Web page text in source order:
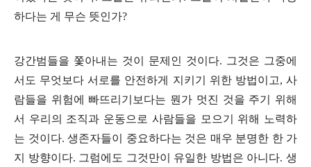
하다는 게 무슨 뜻인가?
강간범들을 쫓아내는 것이 문제인 것이다. 그것은 그중에
서도 무엇보다 서로를 안전하게 지키기 위한 방법이고,사
람들을 위험에 빠뜨리기보다는 뭔가 멋진 것을 주기 위해
서 우리의 조직과 운동으로 사람들을 모으기 위해 노력하
는 것이다. 생존자들이 중요하다는 것은 매우 분명한 한 가
지 방향이다. 그럼에도 그것만이 유일한 방법은 아니다.생